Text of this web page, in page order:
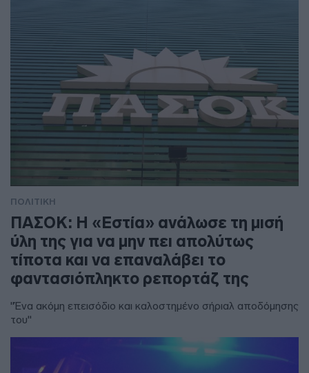
ΠΟΛΙΤΙΚΗ
ΠΑΣΟΚ: Η «Εστία» ανάλωσε τη μισή
ύλη της για να μην πει απολύτως
τίποτα και να επαναλάβει το
φαντασιόπληκτο ρεπορτάζ της
"Ένα ακόμη επεισόδιο και καλοστημένο σήριαλ αποδόμησης
του"